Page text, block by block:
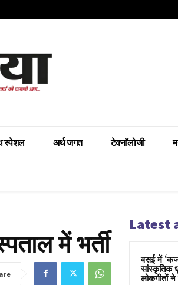
स्पेशल अर्थ जगत टेक्नॉलोजी
में भर्ती
Latest
वसई में
सांस्कृतिक
लोकगीतों ने